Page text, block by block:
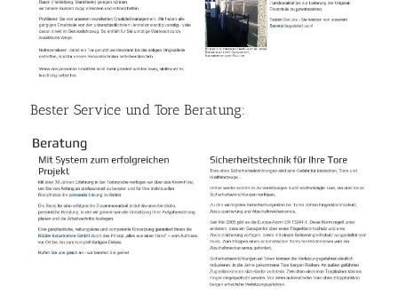
Bester Service und Tore Beratung: